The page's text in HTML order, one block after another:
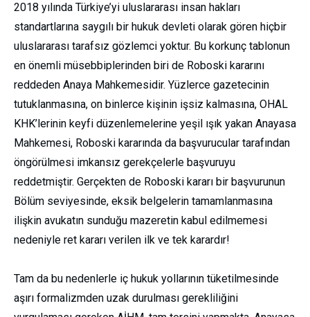
2018 yılında Türkiye’yi uluslararası insan hakları
standartlarına saygılı bir hukuk devleti olarak gören hiçbir
uluslararası tarafsız gözlemci yoktur. Bu korkunç tablonun
en önemli müsebbiplerinden biri de Roboski kararını
reddeden Anaya Mahkemesidir. Yüzlerce gazetecinin
tutuklanmasına, on binlerce kişinin işsiz kalmasına, OHAL
KHK’lerinin keyfi düzenlemelerine yeşil ışık yakan Anayasa
Mahkemesi, Roboski kararında da başvurucular tarafından
öngörülmesi imkansız gerekçelerle başvuruyu
reddetmiştir. Gerçekten de Roboski kararı bir başvurunun
Bölüm seviyesinde, eksik belgelerin tamamlanmasına
ilişkin avukatın sunduğu mazeretin kabul edilmemesi
nedeniyle ret kararı verilen ilk ve tek karardır!
Tam da bu nedenlerle iç hukuk yollarının tüketilmesinde
aşırı formalizmden uzak durulması gerekliliğini